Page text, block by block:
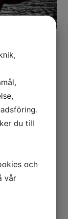
Per
at Kosta
Småland
at Kosta
du till
och
vår